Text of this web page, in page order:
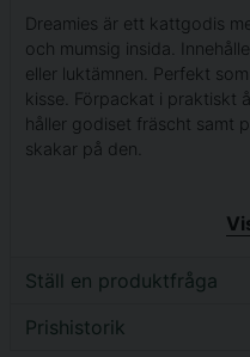
Dreamies är ett kattgodis
och mumsig insida.
eller luktämnen. Perfekt
kisse. Förpackat i praktiskt
håller godiset fräscht samt
skakar på den.
Sammansättning smak
Vegetabiliskt proteinextrakt,
Tillsatsämnen smak oxkött:
Vitamin A (5305 IE/kg),
Ställ en produktfråga
question
Prishistorik